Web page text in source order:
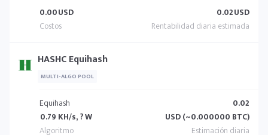
0.00USD 0.02USD
HASHC Equihash
MULTI-ALGO POOL
Equihash
0.79 KH/s, ? W
0.02
USD (~0.000000 BTC)